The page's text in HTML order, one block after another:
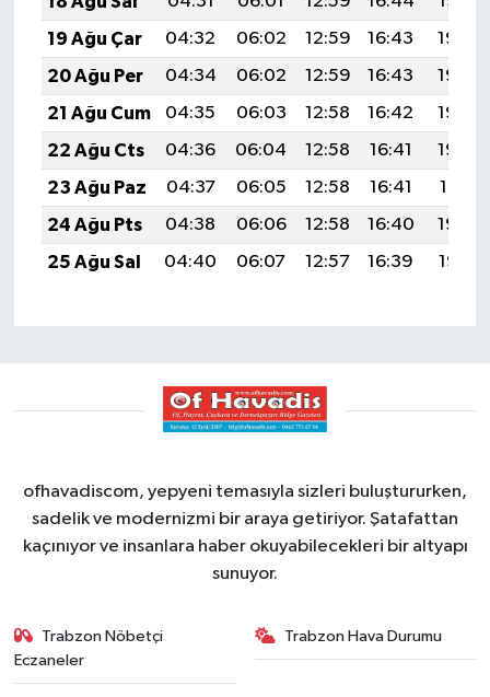
19 Ağu Çar
04:32 06:02 12:59 16:43
19:46
20 Ağu Per
04:34 06:02 12:59 16:43
19:45
21 Ağu Cum
04:35 06:03 12:58 16:42
19:43
22 Ağu Cts
04:36 06:04 12:58 16:41
19:42
23 Ağu Paz
04:37 06:05 12:58 16:41
19:41
24 Ağu Pts
04:38 06:06 12:58 16:40
19:39
25 Ağu Sal
04:40 06:07 12:57 16:39 19:38
ofhavadiscom, yepyeni temasıyla sizleri buluştururken,
sadelik ve modernizmi bir araya getiriyor. Şatafattan
kaçınıyor ve insanlara haber okuyabilecekleri bir altyapı
sunuyor.
Trabzon Nöbetçi
Eczaneler
Trabzon Hava Durumu